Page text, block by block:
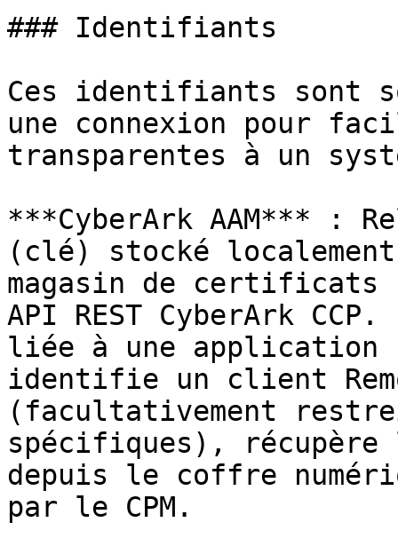
### Identifiants
Ces identifiants sont
une connexion pour
transparentes à un
***CyberArk AAM***
(clé) stocké
magasin de
API REST CyberArk
liée à une application
identifie un client
(facultativement
spécifiques), récupère
depuis le coffre
par le CPM.